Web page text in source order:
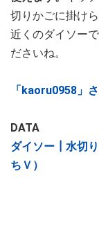
切りかごに掛け
近くのダイソー
ださいね。
「kaoru0958」
DATA
ダイソー┃水切
ちＶ）